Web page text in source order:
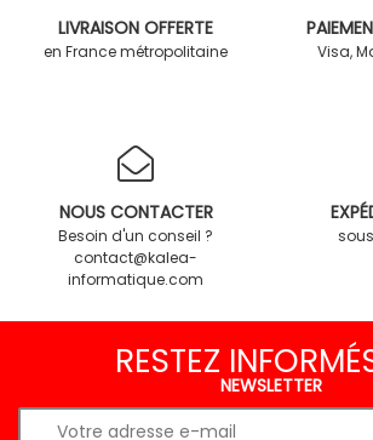
LIVRAISON OFFERTE
en France métropolitaine
Visa,
NOUS CONTACTER
Besoin d'un conseil ?
contact@kalea-
informatique.com
RESTEZ
NEWSLETTER